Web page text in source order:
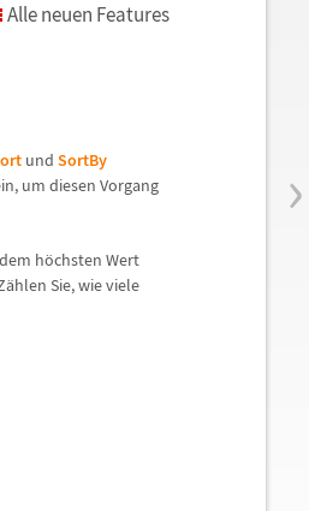
›
Alle neuen Features
und SortBy
um diesen Vorgang
höchsten Wert
ählen Sie, wie viele